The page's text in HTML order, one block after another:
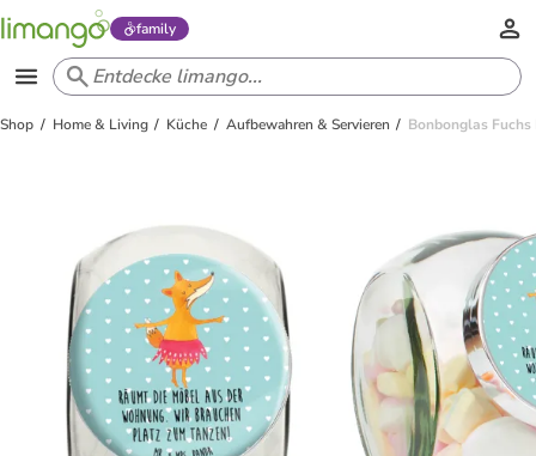
family
Shop Home & Living Küche Aufbewahren & Servieren Bonbonglas